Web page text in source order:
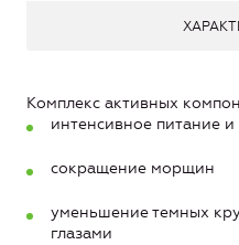
Комплекс активных
интенсивное питание
сокращение морщин
уменьшение темных
глазами